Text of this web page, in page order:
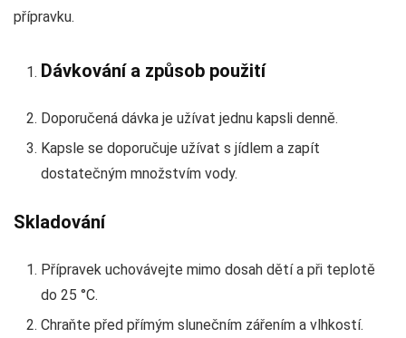
přípravku.
Dávkování a způsob použití
Doporučená dávka je užívat jednu kapsli denně.
Kapsle se doporučuje užívat s jídlem a zapít
dostatečným množstvím vody.
Skladování
Přípravek uchovávejte mimo dosah dětí a při teplotě
do 25 °C.
Chraňte před přímým slunečním zářením a vlhkostí.